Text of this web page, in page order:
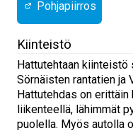
Pohjapiirros
Kiinteistö
Hattutehtaan
Sörnäisten rantatien ja
Hattutehdas on
liikenteellä, lähimmät
puolella. Myös autolla